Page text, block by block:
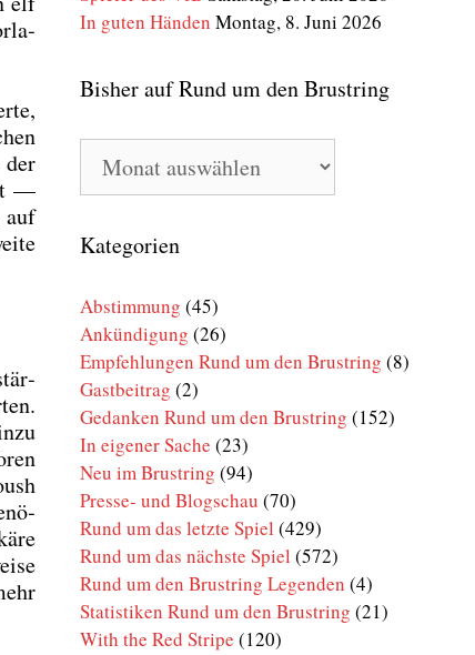
—
auf
In guten Händen Montag, 8. Juni 2026
Bisher auf Rund um den Brustring
Bisher
auf
Rund
den
Brustring
Kategorien
Abstimmung (45)
Ankündigung (26)
Empfehlungen Rund um den Brustring (8)
Gastbeitrag (2)
Gedanken Rund um den Brustring (152)
In eigener Sache (23)
Neu im Brustring (94)
Presse- und Blogschau (70)
Rund um das letzte Spiel (429)
Rund um das nächste Spiel (572)
Rund um den Brustring Legenden (4)
Statistiken Rund um den Brustring (21)
With the Red Stripe (120)